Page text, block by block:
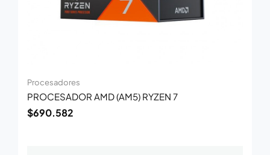
Procesadores
PROCESADOR AMD (AM5) RYZEN 7
$690.582